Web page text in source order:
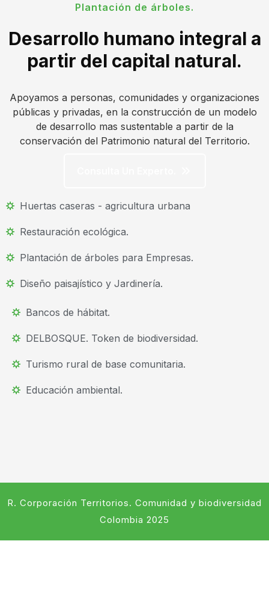
Plantación de árboles.
Desarrollo humano integral a
partir del capital natural.
Apoyamos a personas, comunidades y organizaciones
públicas y privadas, en la construcción de un modelo
de desarrollo mas sustentable a partir de la
conservación del Patrimonio natural del Territorio.
Huertas caseras - agricultura urbana
Restauración ecológica.
Plantación de árboles para Empresas.
Diseño paisajístico y Jardinería.
Bancos de hábitat.
DELBOSQUE. Token de biodiversidad.
Turismo rural de base comunitaria.
Educación ambiental.
R. Corporación Territorios. Comunidad y biodiversidad
Colombia 2025